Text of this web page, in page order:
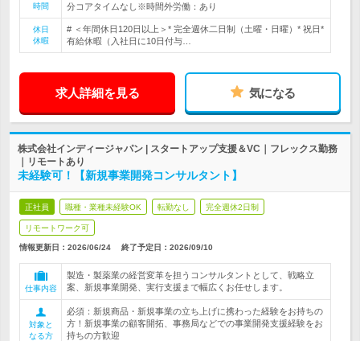
時間
分コアタイムなし※時間外労働：あり
休日
休暇
# ＜年間休日120日以上＞* 完全週休二日制（土曜・日曜）* 祝日*
有給休暇（入社日に10日付与…
求人詳細を見る 気になる
株式会社インディージャパン | スタートアップ支援＆VC｜フレックス勤務
｜リモートあり
未経験可！【新規事業開発コンサルタント】
正社員 職種・業種未経験OK 転勤なし 完全週休2日制
リモートワーク可
情報更新日：2026/06/24 終了予定日： 2026/09/10
仕事内容
製造・製薬業の経営変革を担うコンサルタントとして、戦略立
案、新規事業開発、実行支援まで幅広くお任せします。
対象と
なる方
必須：新規商品・新規事業の立ち上げに携わった経験をお持ちの
方！新規事業の顧客開拓、事務局などでの事業開発支援経験をお
持ちの方歓迎